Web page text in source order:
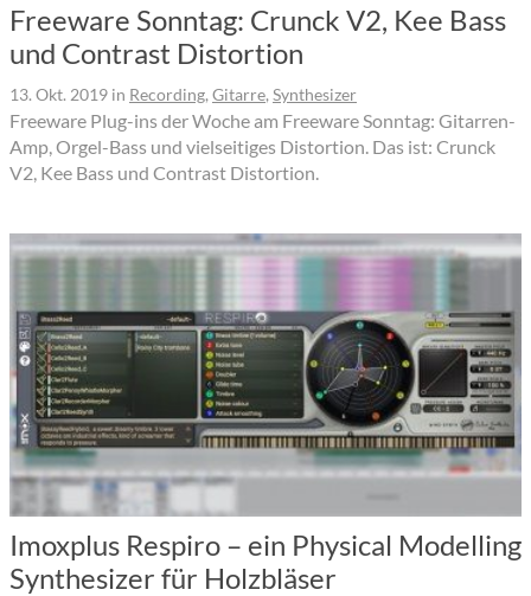
Freeware Sonntag: Crunck V2, Kee Bass
und Contrast Distortion
13. Okt. 2019 in Recording, Gitarre, Synthesizer
Freeware Plug-ins der Woche am Freeware Sonntag: Gitarren-
Amp, Orgel-Bass und vielseitiges Distortion. Das ist: Crunck
V2, Kee Bass und Contrast Distortion.
Imoxplus Respiro – ein Physical Modelling
Synthesizer für Holzbläser